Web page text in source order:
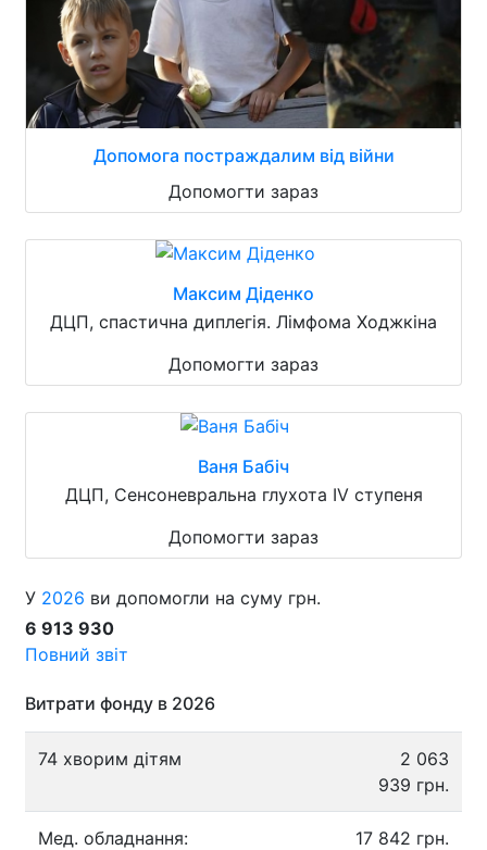
Допомога постраждалим від війни
Допомогти зараз
Максим Діденко
ДЦП, спастична диплегія. Лімфома Ходжкіна
Допомогти зараз
Ваня Бабіч
ДЦП, Сенсоневральна глухота IV ступеня
Допомогти зараз
У 2026 ви допомогли на суму грн.
6 913 930
Повний звіт
Витрати фонду в 2026
74 хворим дітям
2 063
939 грн.
Мед. обладнання: 17 842 грн.